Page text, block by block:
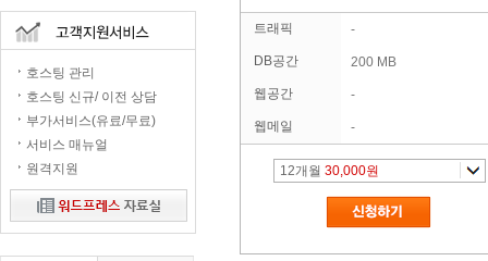
호스팅 관리
호스팅 신규/ 이전 상담
부가서비스(유료/무료)
서비스 매뉴얼
원격지원
트래픽 -
DB공간 200 MB
웹공간 -
웹메일 -
12개월 30,000원